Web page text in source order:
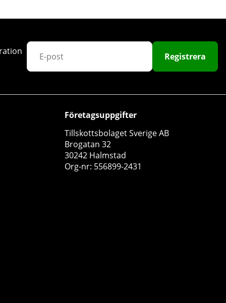
Registrera
Företagsuppgifter
Tillskottsbolaget Sverige AB
Brogatan 32
30242 Halmstad
Org-nr: 556899-2431